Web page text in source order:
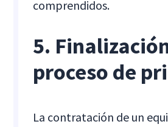
comprendidos.
5.
proceso de
La contratación de un